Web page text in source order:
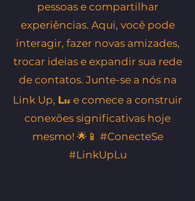
pessoas e compartilhar
experiências. Aqui, você pode
interagir, fazer novas amizades,
trocar ideias e expandir sua rede
de contatos. Junte-se a nós na
Link Up, Lu e comece a construir
conexões significativas hoje
mesmo! 🌟📱 #ConecteSe
#LinkUpLu